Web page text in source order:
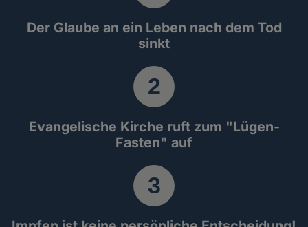
Der Glaube an ein Leben nach dem Tod
sinkt
Evangelische Kirche ruft zum "Lügen-
Fasten" auf